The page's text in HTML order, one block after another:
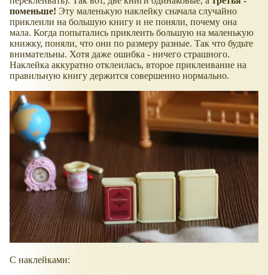
поменьше! Эту маленькую наклейку сначала случайно
приклеили на большую книгу и не поняли, почему она
мала. Когда попытались приклеить большую на маленькую
книжку, поняли, что они по размеру разные. Так что будьте
внимательны. Хотя даже ошибка - ничего страшного.
Наклейка аккуратно отклеилась, второе приклеивание на
правильную книгу держится совершенно нормально.
С наклейками: